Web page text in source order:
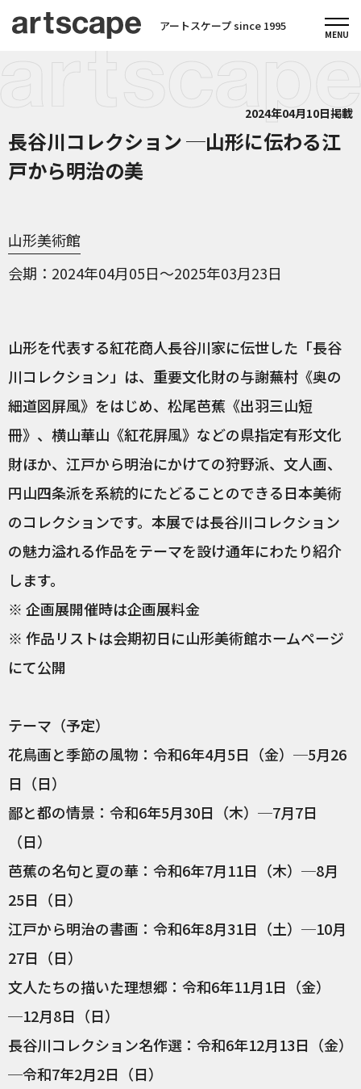
アートスケープ since 1995
2024年04月10日掲載
長谷川コレクション ─山形に伝わる江
戸から明治の美
山形美術館
会期
2024年04月05日～2025年03月23日
山形を代表する紅花商人長谷川家に伝世した「長谷
川コレクション」は、重要文化財の与謝蕪村《奥の
細道図屏風》をはじめ、松尾芭蕉《出羽三山短
冊》、横山華山《紅花屏風》などの県指定有形文化
財ほか、江戸から明治にかけての狩野派、文人画、
円山四条派を系統的にたどることのできる日本美術
のコレクションです。本展では長谷川コレクション
の魅力溢れる作品をテーマを設け通年にわたり紹介
します。
※ 企画展開催時は企画展料金
※ 作品リストは会期初日に山形美術館ホームページ
にて公開
テーマ（予定）
花鳥画と季節の風物：令和6年4月5日（金）─5月26
日（日）
鄙と都の情景：令和6年5月30日（木）─7月7日
（日）
芭蕉の名句と夏の華：令和6年7月11日（木）─8月
25日（日）
江戸から明治の書画：令和6年8月31日（土）─10月
27日（日）
文人たちの描いた理想郷：令和6年11月1日（金）
─12月8日（日）
長谷川コレクション名作選：令和6年12月13日（金）
─令和7年2月2日（日）